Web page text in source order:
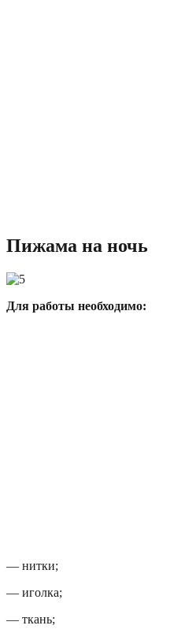
Пижама на ночь
Для работы необходимо:
— нитки;
— иголка;
— ткань;